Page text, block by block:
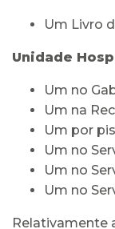
Um Livro
Unidade
Um no
Um na
Um por
Um no
Um no
Um no
Relativamente